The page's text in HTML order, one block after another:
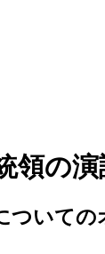
領の
ついて